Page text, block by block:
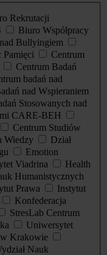
Rekrutacji
Biuro Współpracy
Bullyingiem
Pamięci
Centrum
Centrum Badań
badań nad
nad Wspieraniem
Stosowanych nad
CARE-BEH
Centrum Studiów
Wiedzy
Dział
Emotion
Viadrina
Health
Humanistycznych
Prawa
Instytut
Konfederacja
StresLab Centrum
Uniwersytet
Krakowie
Nauk